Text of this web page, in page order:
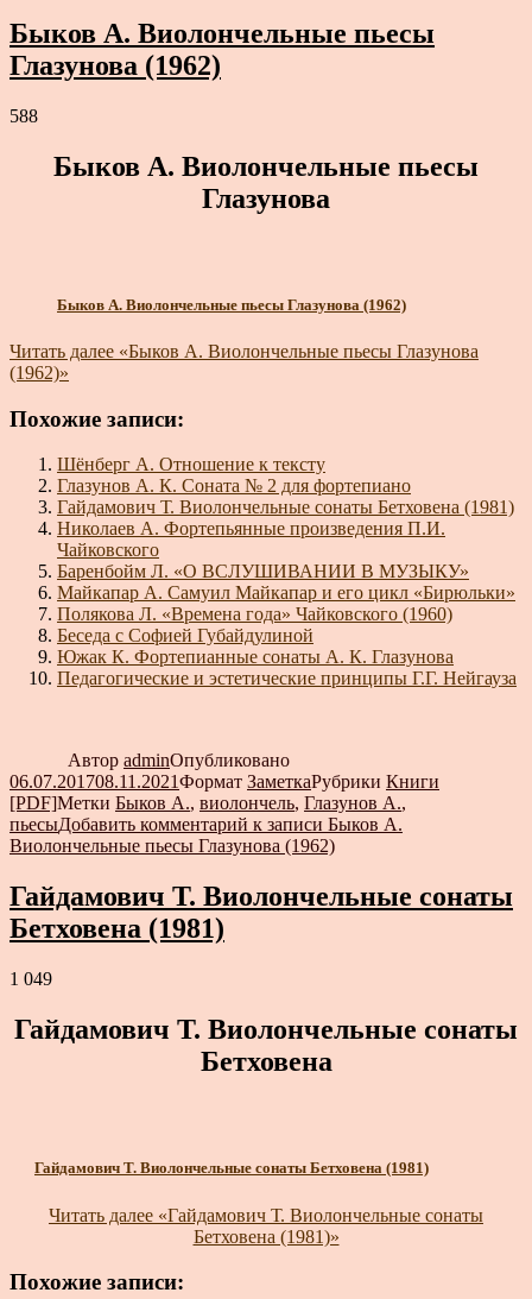
Быков А. Виолончельные пьесы
Глазунова (1962)
588
Быков А. Виолончельные пьесы
Глазунова
Быков А. Виолончельные пьесы Глазунова (1962)
Читать далее «Быков А. Виолончельные пьесы Глазунова
(1962)»
Похожие записи:
Шёнберг А. Отношение к тексту
Глазунов А. К. Соната № 2 для фортепиано
Гайдамович Т. Виолончельные сонаты Бетховена (1981)
Николаев А. Фортепьянные произведения П.И.
Чайковского
Баренбойм Л. «О ВСЛУШИВАНИИ В МУЗЫКУ»
Майкапар А. Самуил Майкапар и его цикл «Бирюльки»
Полякова Л. «Времена года» Чайковского (1960)
Беседа с Софией Губайдулиной
Южак К. Фортепианные сонаты А. К. Глазунова
Педагогические и эстетические принципы Г.Г. Нейгауза
Автор adminОпубликовано
06.07.201708.11.2021Формат ЗаметкаРубрики Книги
[PDF]Метки Быков А., виолончель, Глазунов А.,
пьесыДобавить комментарий к записи Быков А.
Виолончельные пьесы Глазунова (1962)
Гайдамович Т. Виолончельные сонаты
Бетховена (1981)
1 049
Гайдамович Т. Виолончельные сонаты
Бетховена
Гайдамович Т. Виолончельные сонаты Бетховена (1981)
Читать далее «Гайдамович Т. Виолончельные сонаты
Бетховена (1981)»
Похожие записи: